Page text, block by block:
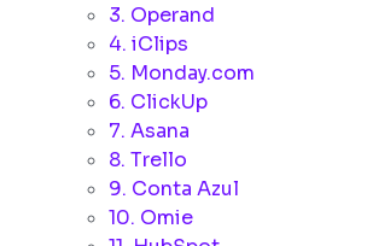
3. Operand
4. iClips
5. Monday.com
6. ClickUp
7. Asana
8. Trello
9. Conta Azul
10. Omie